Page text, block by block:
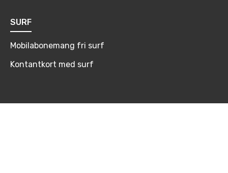
SURF
Mobilabonemang fri surf
Kontantkort med surf